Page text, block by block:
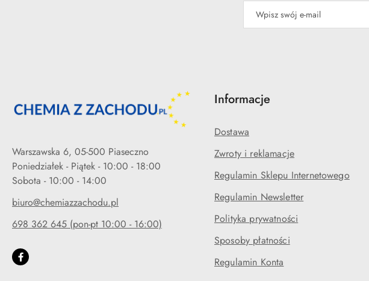
Warszawska 6, 05-500 Piaseczno
Poniedziałek - Piątek - 10:00 - 18:00
biuro@chemiazzachodu.pl
698 362 645 (pon-pt 10:00 - 16:00)
Informacje
Dostawa
Zwroty i reklamacje
Regulamin Sklepu Internetowego
Regulamin Newsletter
Polityka prywatności
Sposoby płatności
Regulamin Konta